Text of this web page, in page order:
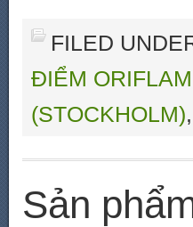
FILED
ĐIỂM
(STOCKHOLM),
Sản